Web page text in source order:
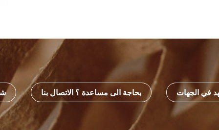
في الجهات بحاجة الى مساعدة ؟ الاتصال بنا